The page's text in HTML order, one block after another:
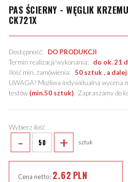
PAS ŚCIERNY - WĘGLIK
CK721X
Dostępność: DO PRODUKCJI
Termin realizacji/wykonania: do ok. 21
Ilość min. zamówienia: 50 sztuk , a
UWAGA! Możliwa indywidualna wycena
testów (min.50 sztuk). Zapraszamy do
Wybierz ilość
- + sztuk
Cena netto: 2.62 PLN